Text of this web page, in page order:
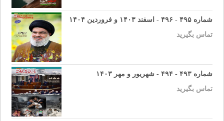
شماره ۴۹۵ - ۴۹۶ - اسفند ۱۴۰۳ و فروردین ۱۴۰۴
تماس بگیرید
شماره ۴۹۳ - ۴۹۴ - شهریور و مهر ۱۴۰۳
تماس بگیرید